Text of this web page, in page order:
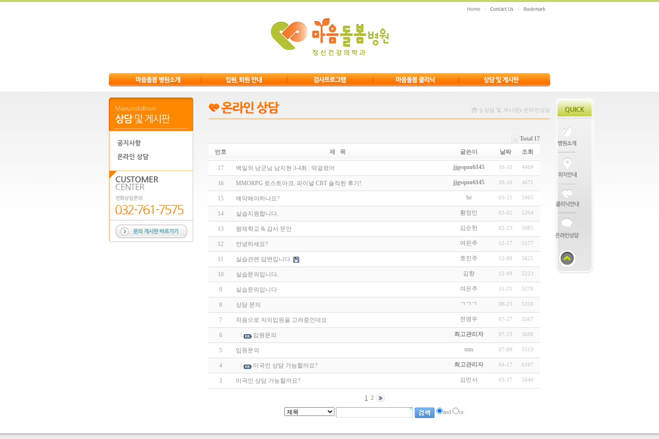
상담 및 게시판 온라인상담
Total 17
번호
제 목 글쓴이 날짜 조회
17 백일의 낭군님 남지현 3-4회 : 딱걸렸어 jjgsquu6145 10-10 4469
16 MMORPG 로스트아크, 파이널 CBT 솔직한 후기! jjgsquu6145 10-10 4671
15 예약해야하나요? he 03-21 5965
14 실습지원합니다. 황정민 03-02 5264
13 왕제학교 & 감사 문안 김순헌 02-23 5085
12 안녕하세요? 여은주 12-17 5177
11 실습관련 답변입니다. 호진주 12-09 5625
10 실습문의입니다. 김향 12-09 5223
9 실습문의입니다 여은주 11-21 5270
8 상담 문의 ㄱㄱㄱ 08-23 5310
7 처음으로 자의입원을 고려중인데요 전병우 07-27 5567
6 입원문의 최고관리자 07-23 5688
5 입원문의 mm 07-09 5513
4 미국인 상담 가능할까요? 최고관리자 04-17 6107
3 미국인 상담 가능할까요? 김민서 03-17 5840
1 2
and or